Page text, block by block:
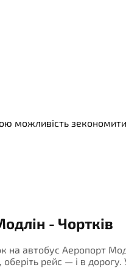
можливість
- Чортків
на автобус Аеропорт
рейс — і в